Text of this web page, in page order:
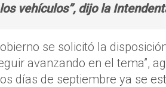
vehículos”, dijo la
se solicitó la
avanzando en el tema”,
días de septiembre ya se